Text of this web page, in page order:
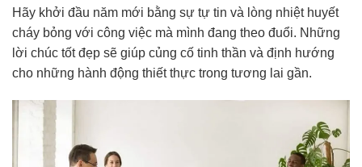
Hãy khởi đầu năm mới bằng sự tự tin và lòng nhiệt huyết
cháy bỏng với công việc mà mình đang theo đuổi. Những
lời chúc tốt đẹp sẽ giúp củng cố tinh thần và định hướng
cho những hành động thiết thực trong tương lai gần.